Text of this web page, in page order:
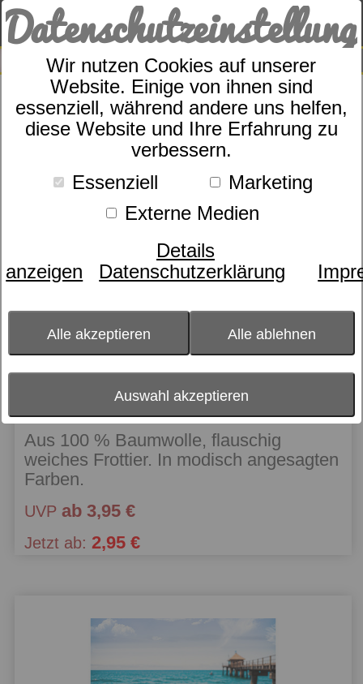
Wir nutzen Cookies auf unserer
Website. Einige von ihnen sind
essenziell, während andere uns helfen,
diese Website und Ihre Erfahrung zu
verbessern.
Essenziell
Marketing
Externe Medien
Details
anzeigen
Datenschutzerklärung
Alle akzeptieren Alle ablehnen
Auswahl akzeptieren
SUCHE
Frottier/ Hamamtücher
Sortierung:
Vision L Frottier
Aus 100 % Baumwolle, flauschig
weiches Frottier. In modisch angesagten
Farben.
UVP ab 3,95 €
Jetzt ab:2,95 €